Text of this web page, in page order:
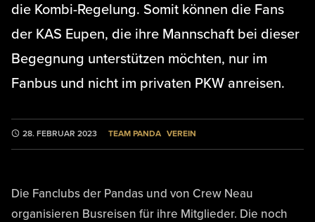
die Kombi-Regelung. Somit können die Fans
der KAS Eupen, die ihre Mannschaft bei dieser
Begegnung unterstützen möchten, nur im
Fanbus und nicht im privaten PKW anreisen.
28. FEBRUAR 2023 TEAM PANDA VEREIN
Die Fanclubs der Pandas und von Crew Neau
organisieren Busreisen für ihre Mitglieder. Die noch